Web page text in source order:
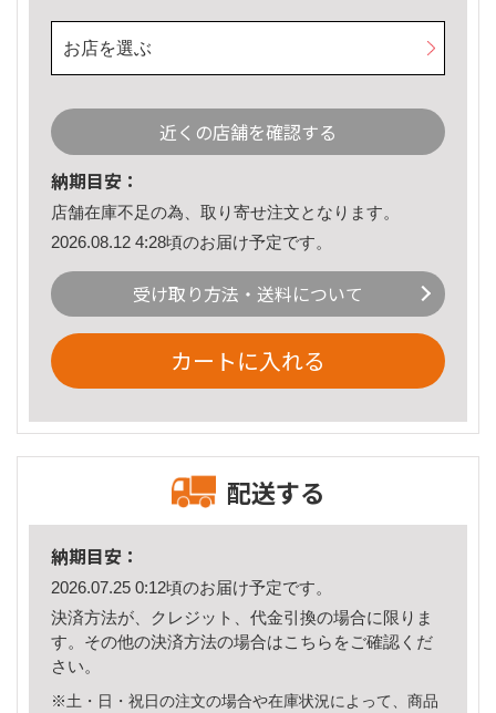
お店を選ぶ
近くの店舗を確認する
納期目安：
店舗在庫不足の為、取り寄せ注文となります。
2026.08.12 4:28頃のお届け予定です。
受け取り方法・送料について
カートに入れる
配送する
納期目安：
2026.07.25 0:12頃のお届け予定です。
決済方法が、クレジット、代金引換の場合に限りま
す。その他の決済方法の場合はこちら をご確認くだ
さい。
※土・日・祝日の注文の場合や在庫状況によって、商品